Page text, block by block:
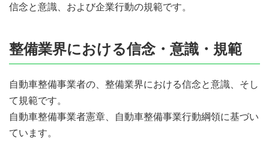
信念と意識、および企業行動の規範です。
整備業界における信念・意識・規範
自動車整備事業者の、整備業界における信念と意識、そし
て規範です。
自動車整備事業者憲章、自動車整備事業行動綱領に基づい
ています。